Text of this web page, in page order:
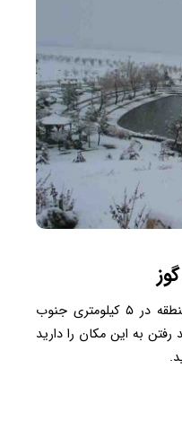
همانطور که قبلا اشاره شده این منطقه در ۵ کیلومتری جنوب
رفتن به این مکان را دارید